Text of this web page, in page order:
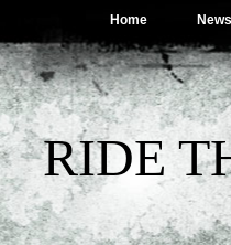
Home News
RIDE